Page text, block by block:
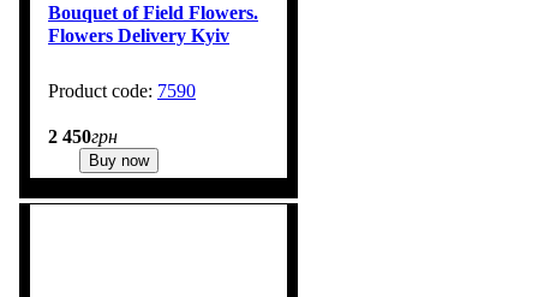
Bouquet of Field Flowers.
Flowers Delivery Kyiv
7590
2 450грн
Buy now